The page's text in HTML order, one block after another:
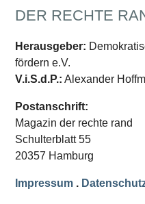
Datenschutz
SCHWERPUNKTE
Schwerpunkte Übersicht
Schwerpunkt AFD-Verbot
Schwerpunkt »Identitäre
Schwerpunkt »Reichsbürger«
Schwerpunkt NPD
Ausgaben Übersicht
DER RECHTE
Herausgeber:
fördern e.V.
V.i.S.d.P.: Alexander
Postanschrift:
Magazin der rechte rand
Schulterblatt 55
20357 Hamburg
Impressum .